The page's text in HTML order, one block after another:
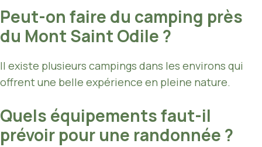
Peut-on faire du camping près
du Mont Saint Odile ?
Il existe plusieurs campings dans les environs qui
offrent une belle expérience en pleine nature.
Quels équipements faut-il
prévoir pour une randonnée ?